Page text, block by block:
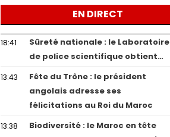
EN DIRECT
18:41
Sûreté nationale : le Laboratoire
de police scientifique obtient…
13:43
Fête du Trône : le président
angolais adresse ses
félicitations au Roi du Maroc
13:38
Biodiversité : le Maroc en tête